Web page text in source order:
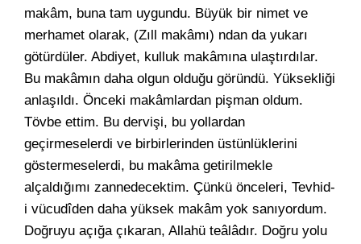
makâm, buna tam uygundu. Büyük bir nimet ve
merhamet olarak, (Zıll makâmı) ndan da yukarı
götürdüler. Abdiyet, kulluk makâmına ulaştırdılar.
Bu makâmın daha olgun olduğu göründü. Yüksekliği
anlaşıldı. Önceki makâmlardan pişman oldum.
Tövbe ettim. Bu dervişi, bu yollardan
geçirmeselerdi ve birbirlerinden üstünlüklerini
göstermeselerdi, bu makâma getirilmekle
alçaldığımı zannedecektim. Çünkü önceleri, Tevhid-
i vücudîden daha yüksek makâm yok sanıyordum.
Doğruyu açığa çıkaran, Allahü teâlâdır. Doğru yolu